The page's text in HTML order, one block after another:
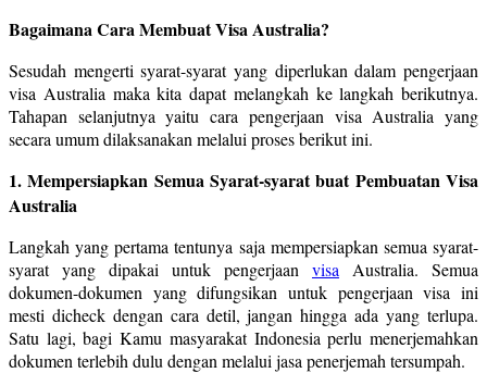
Bagaimana Cara Membuat Visa Australia?
Sesudah mengerti syarat-syarat yang diperlukan dalam pengerjaan
visa Australia maka kita dapat melangkah ke langkah berikutnya.
Tahapan selanjutnya yaitu cara pengerjaan visa Australia yang
secara umum dilaksanakan melalui proses berikut ini.
1. Mempersiapkan Semua Syarat-syarat buat Pembuatan Visa
Australia
Langkah yang pertama tentunya saja mempersiapkan semua syarat-
syarat yang dipakai untuk pengerjaan visa Australia. Semua
dokumen-dokumen yang difungsikan untuk pengerjaan visa ini
mesti dicheck dengan cara detil, jangan hingga ada yang terlupa.
Satu lagi, bagi Kamu masyarakat Indonesia perlu menerjemahkan
dokumen terlebih dulu dengan melalui jasa penerjemah tersumpah.